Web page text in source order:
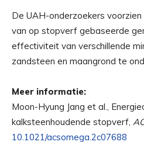
De UAH-onderzoekers
van op stopverf gebaseerde
effectiviteit van verschillende
zandsteen en maangrond te
Meer informatie:
Moon-Hyung Jang et al.,
kalksteenhoudende stopverf,
10.1021/acsomega.2c07688